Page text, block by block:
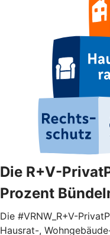
Die R+V-
Prozent
Die #VRNW_R+V-
Hausrat-,